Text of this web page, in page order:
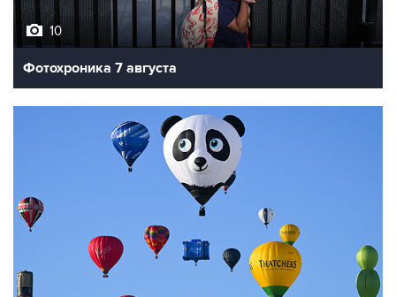
10
Фотохроника 7 августа